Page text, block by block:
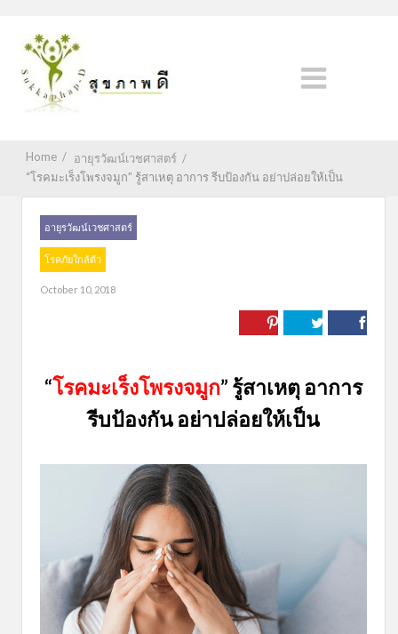
Home / อายุรวัฒน์เวชศาสตร์ /
“โรคมะเร็งโพรงจมูก” รู้สาเหตุ อาการ รีบป้องกัน อย่าปล่อยให้เป็น
อายุรวัฒน์เวชศาสตร์
โรคภัยใกล้ตัว
October 10, 2018
“โรคมะเร็งโพรงจมูก” รู้สาเหตุ อาการ
รีบป้องกัน อย่าปล่อยให้เป็น